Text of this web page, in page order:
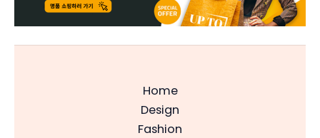
Home
Design
Fashion